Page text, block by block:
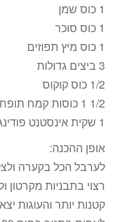
1 כוס שמן
1 כוס סוכר
1 כוס מיץ תפוזים
3 ביצים גדולות
1/2 כוס קוקוס
1/2 1 כוסות קמח תופח
1 שקית אינסטנט פודינג וניל
אופן ההכנה:
לערבל הכל בקערה
רצוי בתבניות מקרטון
קטנות יותר והעוגות